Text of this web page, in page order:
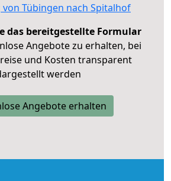
Tübingen nach Spitalhof
das bereitgestellte Formular
Angebote zu erhalten, bei
und Kosten transparent
werden
Angebote erhalten